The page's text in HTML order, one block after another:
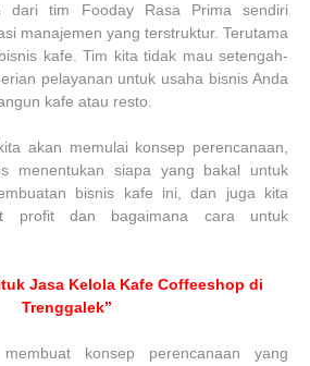
dari tim Fooday Rasa Prima sendiri
manajemen yang terstruktur. Terutama
kafe. Tim kita tidak mau setengah-
pelayanan untuk usaha bisnis Anda
kafe atau resto.
akan memulai konsep perencanaan,
menentukan siapa yang bakal untuk
bisnis kafe ini, dan juga kita
profit dan bagaimana cara untuk
Jasa Kelola Kafe Coffeeshop di
Trenggalek”
konsep perencanaan yang